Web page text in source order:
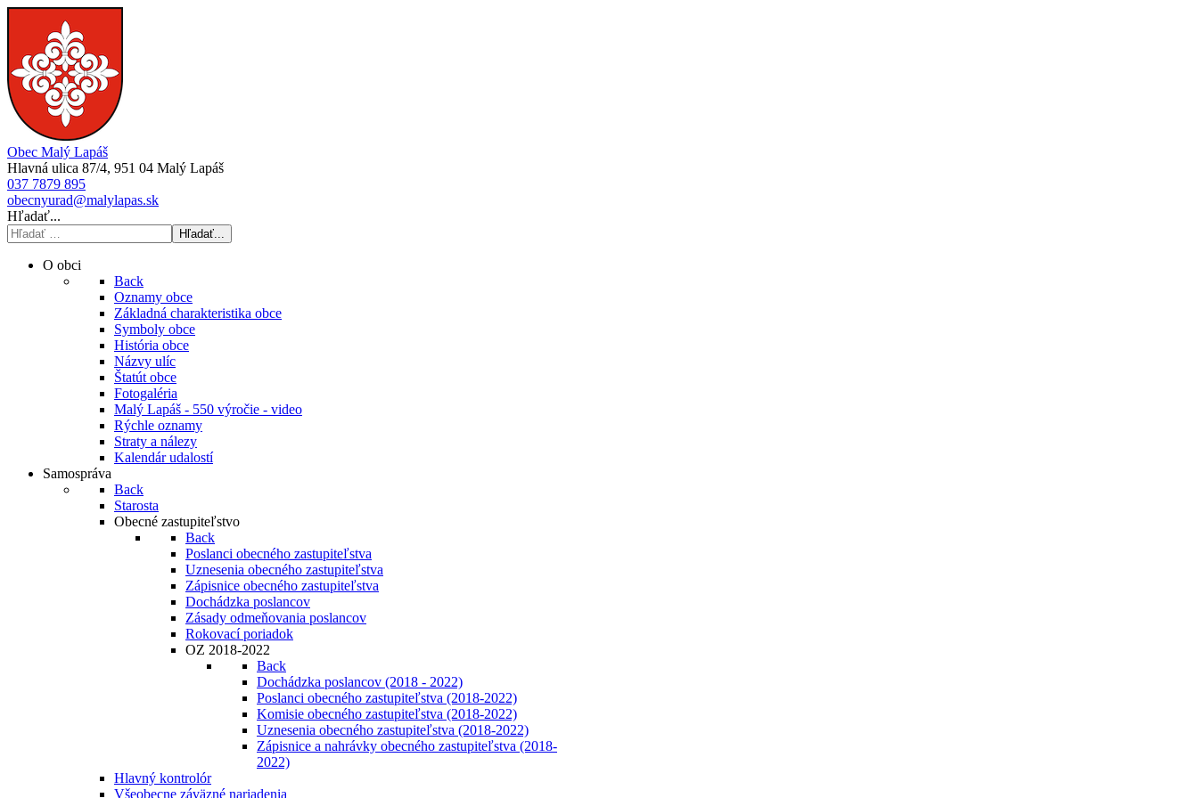
Obec Malý Lapáš
Hlavná ulica 87/4, 951 04 Malý Lapáš
037 7879 895
obecnyurad@malylapas.sk
Hľadať...
Hľadať...
O obci
Back
Oznamy obce
Základná charakteristika obce
Symboly obce
História obce
Názvy ulíc
Štatút obce
Fotogaléria
Malý Lapáš - 550 výročie - video
Rýchle oznamy
Straty a nálezy
Kalendár udalostí
Samospráva
Back
Starosta
Obecné zastupiteľstvo
Back
Poslanci obecného zastupiteľstva
Uznesenia obecného zastupiteľstva
Zápisnice obecného zastupiteľstva
Dochádzka poslancov
Zásady odmeňovania poslancov
Rokovací poriadok
OZ 2018-2022
Back
Dochádzka poslancov (2018 - 2022)
Poslanci obecného zastupiteľstva (2018-2022)
Komisie obecného zastupiteľstva (2018-2022)
Uznesenia obecného zastupiteľstva (2018-2022)
Zápisnice a nahrávky obecného zastupiteľstva (2018-
2022)
Hlavný kontrolór
Všeobecne záväzné nariadenia